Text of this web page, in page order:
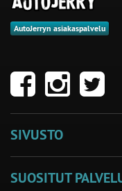
AutoJerryn asiakaspalvelu
SIVUSTO
SUOSITUT